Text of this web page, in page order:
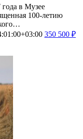
в Музее
100-летию
350 500 ₽